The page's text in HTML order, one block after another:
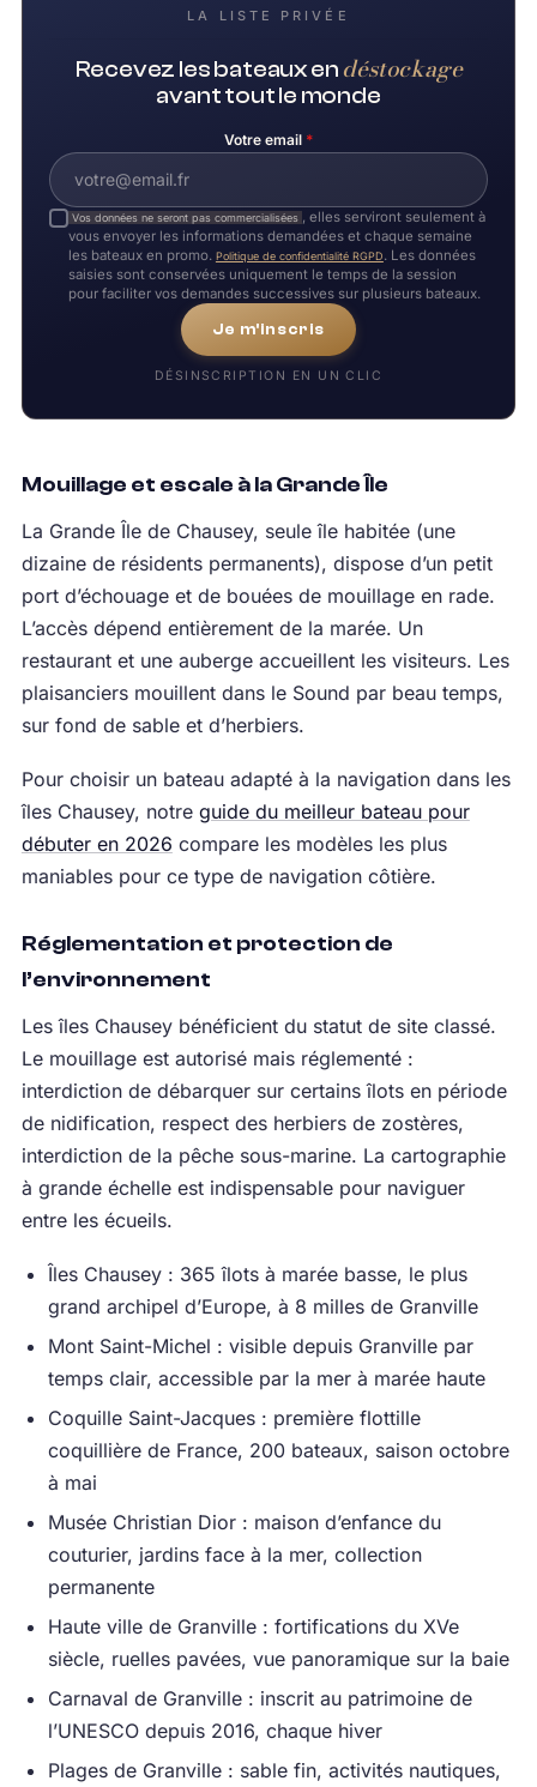
LA LISTE PRIVÉE
Recevez les bateaux en déstockage
avant tout le monde
Votre email *
Vos données ne seront pas commercialisées , elles serviront seulement à
vous envoyer les informations demandées et chaque semaine
les bateaux en promo. Politique de confidentialité RGPD. Les données
saisies sont conservées uniquement le temps de la session
pour faciliter vos demandes successives sur plusieurs bateaux.
Je m'inscris
DÉSINSCRIPTION EN UN CLIC
Mouillage et escale à la Grande Île
La Grande Île de Chausey, seule île habitée (une
dizaine de résidents permanents), dispose d’un petit
port d’échouage et de bouées de mouillage en rade.
L’accès dépend entièrement de la marée. Un
restaurant et une auberge accueillent les visiteurs. Les
plaisanciers mouillent dans le Sound par beau temps,
sur fond de sable et d’herbiers.
Pour choisir un bateau adapté à la navigation dans les
îles Chausey, notre guide du meilleur bateau pour
débuter en 2026 compare les modèles les plus
maniables pour ce type de navigation côtière.
Réglementation et protection de
l’environnement
Les îles Chausey bénéficient du statut de site classé.
Le mouillage est autorisé mais réglementé :
interdiction de débarquer sur certains îlots en période
de nidification, respect des herbiers de zostères,
interdiction de la pêche sous-marine. La cartographie
à grande échelle est indispensable pour naviguer
entre les écueils.
Îles Chausey : 365 îlots à marée basse, le plus
grand archipel d’Europe, à 8 milles de Granville
Mont Saint-Michel : visible depuis Granville par
temps clair, accessible par la mer à marée haute
Coquille Saint-Jacques : première flottille
coquillière de France, 200 bateaux, saison octobre
à mai
Musée Christian Dior : maison d’enfance du
couturier, jardins face à la mer, collection
permanente
Haute ville de Granville : fortifications du XVe
siècle, ruelles pavées, vue panoramique sur la baie
Carnaval de Granville : inscrit au patrimoine de
l’UNESCO depuis 2016, chaque hiver
Plages de Granville : sable fin, activités nautiques,